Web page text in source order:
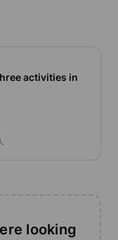
activities in
looking